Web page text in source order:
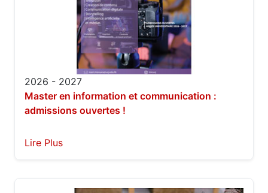
2026 - 2027
Master en information et communication :
admissions ouvertes !
Lire Plus